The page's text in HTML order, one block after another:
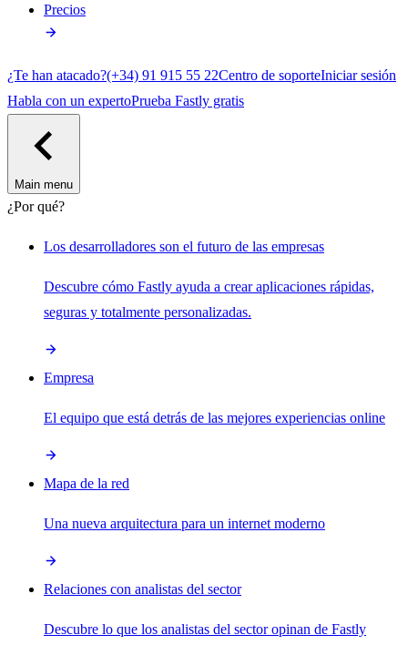
Precios
¿Te han atacado?(+34) 91 915 55 22Centro de soporteIniciar sesión
Habla con un expertoPrueba Fastly gratis
Main menu
¿Por qué?
Los desarrolladores son el futuro de las empresas
Descubre cómo Fastly ayuda a crear aplicaciones rápidas,
seguras y totalmente personalizadas.
Empresa
El equipo que está detrás de las mejores experiencias online
Mapa de la red
Una nueva arquitectura para un internet moderno
Relaciones con analistas del sector
Descubre lo que los analistas del sector opinan de Fastly